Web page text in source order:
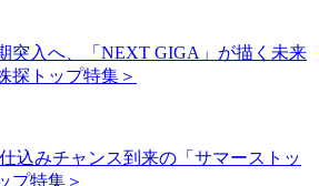
突入へ、「NEXT GIGA」が描く未来
探トップ特集＞
込みチャンス到来の「サマーストッ
プ特集＞